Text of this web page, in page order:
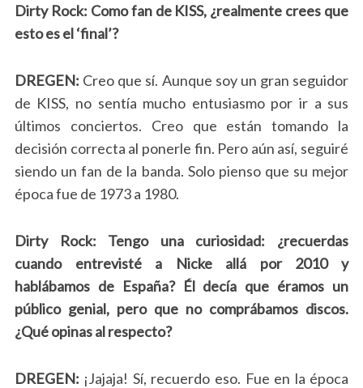
Dirty Rock: Como fan de KISS, ¿realmente crees que
esto es el ‘final’?
DREGEN: Creo que sí. Aunque soy un gran seguidor
de KISS, no sentía mucho entusiasmo por ir a sus
últimos conciertos. Creo que están tomando la
decisión correcta al ponerle fin. Pero aún así, seguiré
siendo un fan de la banda. Solo pienso que su mejor
época fue de 1973 a 1980.
Dirty Rock: Tengo una curiosidad: ¿recuerdas
cuando entrevisté a Nicke allá por 2010 y
hablábamos de España? Él decía que éramos un
público genial, pero que no comprábamos discos.
¿Qué opinas al respecto?
DREGEN: ¡Jajaja! Sí, recuerdo eso. Fue en la época